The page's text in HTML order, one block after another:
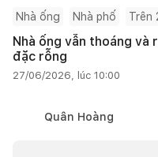
Nhà ống Nhà phố Trên
Nhà ống vẫn thoáng
đặc rỗng
27/06/2026, lúc 10:00
Quân Hoàng